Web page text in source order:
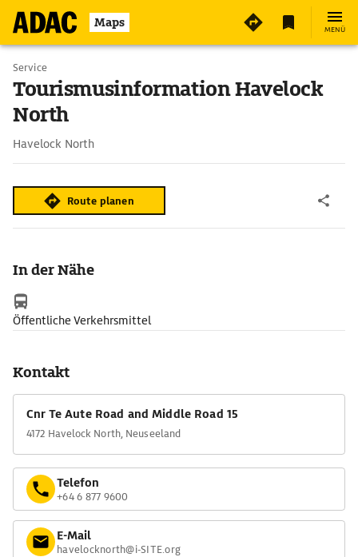
Maps MENÜ
Service
Tourismusinformation Havelock
North
Havelock North
Route planen
In der Nähe
Öffentliche Verkehrsmittel
Kontakt
Cnr Te Aute Road and Middle Road 15
4172 Havelock North, Neuseeland
Telefon
+64 6 877 9600
E-Mail
havelocknorth@i-SITE.org